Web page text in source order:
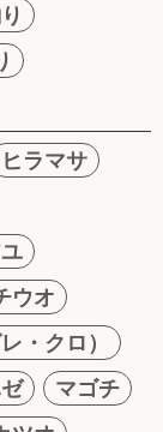
ヒラマサ
ウオ
・クロ）
マゴチ